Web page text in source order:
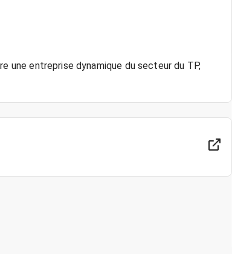
une entreprise dynamique du secteur du TP,